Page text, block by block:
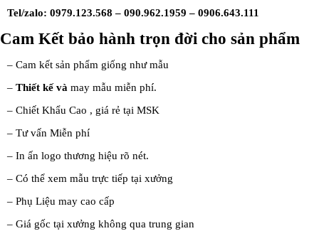
Tel/zalo: 0979.123.568 – 090.962.1959 – 0906.643.111
Cam Kết bảo hành trọn đời cho sản phẩm
– Cam kết sản phẩm giống như mẫu
– Thiết kếvà may mẫu miễn phí.
– Chiết Khẩu Cao , giá rẻ tại MSK
– Tư vấn Miễn phí
– In ấn logo thương hiệu rõ nét.
– Có thể xem mẫu trực tiếp tại xưởng
– Phụ Liệu may cao cấp
– Giá gốc tại xưởng không qua trung gian